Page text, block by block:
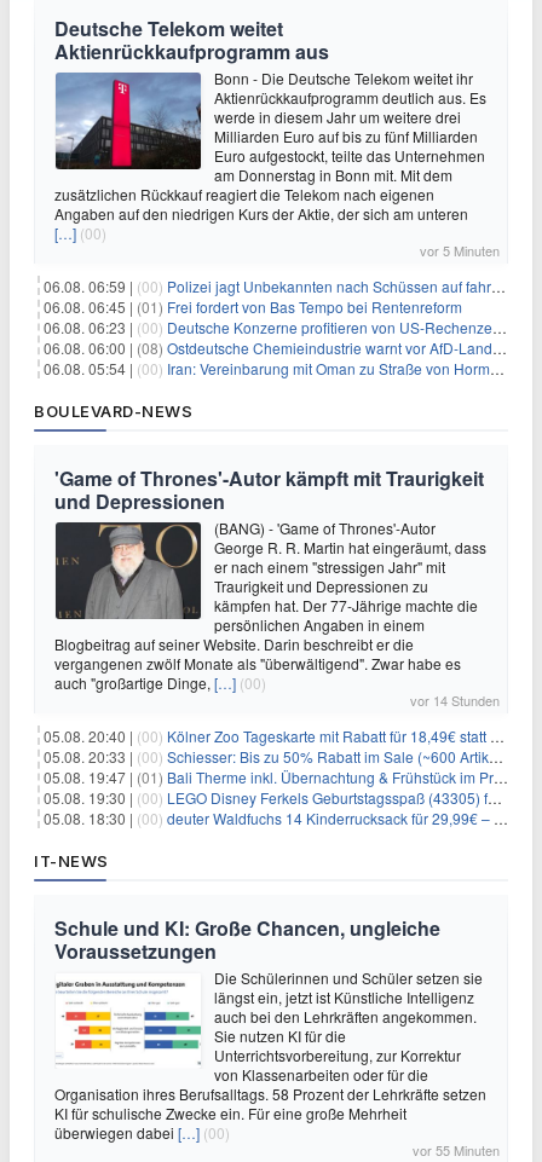
Deutsche Telekom weitet
Aktienrückkaufprogramm aus
Bonn - Die Deutsche Telekom weitet ihr
Aktienrückkaufprogramm deutlich aus. Es
werde in diesem Jahr um weitere drei
Milliarden Euro auf bis zu fünf Milliarden
Euro aufgestockt, teilte das Unternehmen
am Donnerstag in Bonn mit. Mit dem
zusätzlichen Rückkauf reagiert die Telekom nach eigenen
Angaben auf den niedrigen Kurs der Aktie, der sich am unteren
[…] (00)
vor 5 Minuten
06.08. 06:59 | (00) Polizei jagt Unbekannten nach Schüssen auf fahrendes Auto
06.08. 06:45 | (01) Frei fordert von Bas Tempo bei Rentenreform
06.08. 06:23 | (00) Deutsche Konzerne profitieren von US-Rechenzentrums-Boom
06.08. 06:00 | (08) Ostdeutsche Chemieindustrie warnt vor AfD-Landesregierung
06.08. 05:54 | (00) Iran: Vereinbarung mit Oman zu Straße von Hormus fast fertig
BOULEVARD-NEWS
'Game of Thrones'-Autor kämpft mit Traurigkeit
und Depressionen
(BANG) - 'Game of Thrones'-Autor
George R. R. Martin hat eingeräumt, dass
er nach einem "stressigen Jahr" mit
Traurigkeit und Depressionen zu
kämpfen hat. Der 77-Jährige machte die
persönlichen Angaben in einem
Blogbeitrag auf seiner Website. Darin beschreibt er die
vergangenen zwölf Monate als "überwältigend". Zwar habe es
auch "großartige Dinge, […] (00)
vor 14 Stunden
05.08. 20:40 | (00) Kölner Zoo Tageskarte mit Rabatt für 18,49€ statt 29,50€ – einlösbar bis Dezember
05.08. 20:33 | (00) Schiesser: Bis zu 50% Rabatt im Sale (~600 Artikel zur Auswahl)
05.08. 19:47 | (01) Bali Therme inkl. Übernachtung & Frühstück im Premium Hotel (Bad Oeynhausen) ab 89€ p.P.
05.08. 19:30 | (00) LEGO Disney Ferkels Geburtstagsspaß (43305) für 29,10€
05.08. 18:30 | (00) deuter Waldfuchs 14 Kinderrucksack für 29,99€ – Amber-maple
IT-NEWS
Schule und KI: Große Chancen, ungleiche
Voraussetzungen
Die Schülerinnen und Schüler setzen sie
längst ein, jetzt ist Künstliche Intelligenz
auch bei den Lehrkräften angekommen.
Sie nutzen KI für die
Unterrichtsvorbereitung, zur Korrektur
von Klassenarbeiten oder für die
Organisation ihres Berufsalltags. 58 Prozent der Lehrkräfte setzen
KI für schulische Zwecke ein. Für eine große Mehrheit
überwiegen dabei […] (00)
vor 55 Minuten